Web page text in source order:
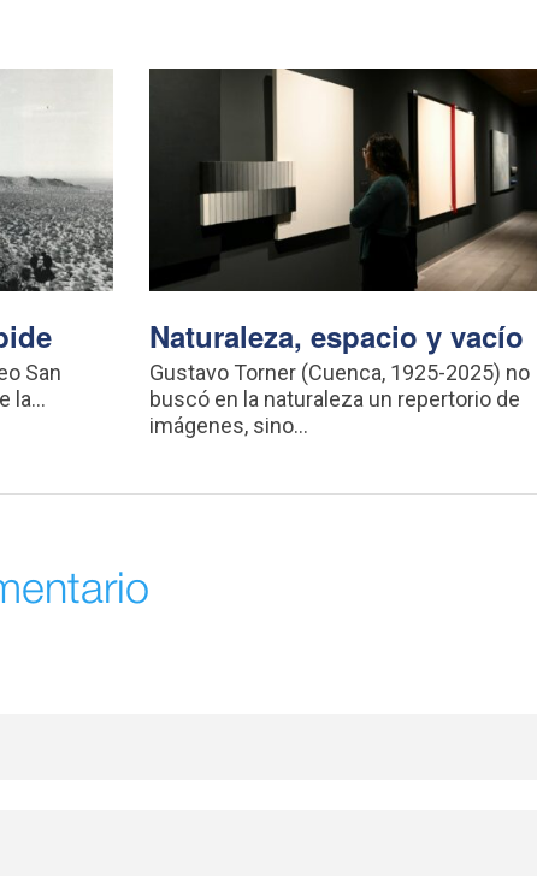
San
la...
Naturaleza, espacio y vacío
Gustavo Torner (Cuenca, 1925-2025) no
buscó en la naturaleza un repertorio de
imágenes, sino...